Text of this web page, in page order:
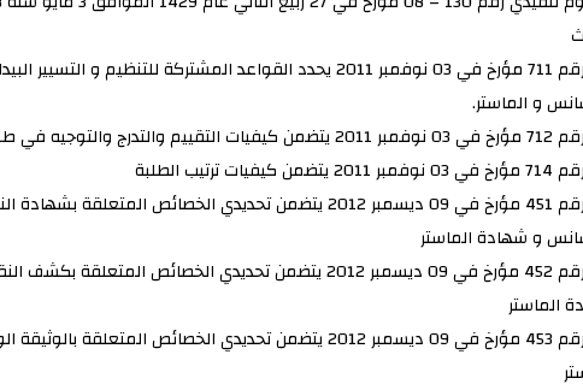
قرار رقم 711 مؤرخ في 03 نوفمبر 2011 يحدد القواعد المشتركة
و الماستر.
في طوري الدراسات لنيل شهادتي الليسانس
كيفيات ترتيب الطلبة
قرار رقم 451 مؤرخ في 09 ديسمبر 2012 يتضمن تحديدي الخصائص
و شهادة الماستر
قرار رقم 452 مؤرخ في 09 ديسمبر 2012 يتضمن تحديدي
الماستر
قرار رقم 453 مؤرخ في 09 ديسمبر 2012 يتضمن تحديدي الخصائص